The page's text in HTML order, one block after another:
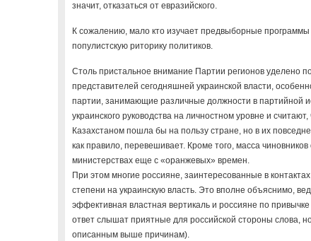
значит, отказаться от евразийского.
К сожалению, мало кто изучает предвыборные
популистскую риторику политиков.
Столь пристальное внимание Партии регионов уделено
представителей сегодняшней украинской власти,
партии, занимающие различные должности в партийной
украинского руководства на личностном уровне и
Казахстаном пошла бы на пользу стране, но в их
как правило, перевешивает. Кроме того, масса
министерствах еще с «оранжевых» времен.
При этом многие россияне, заинтересованные в
степени на украинскую власть. Это вполне объяснимо,
эффективная властная вертикаль и россияне по
ответ слышат приятные для российской стороны слова,
описанным выше причинам).